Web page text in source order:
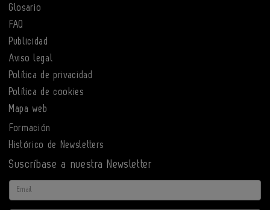
Glosario
FAQ
Publicidad
Aviso legal
Política de privacidad
Política de cookies
Mapa web
Formación
Histórico de Newsletters
Suscríbase a nuestra Newsletter
Email